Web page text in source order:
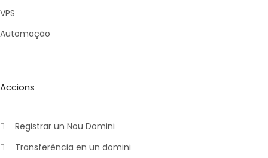
VPS
Automação
Accions
Registrar un Nou Domini
Transferència en un domini